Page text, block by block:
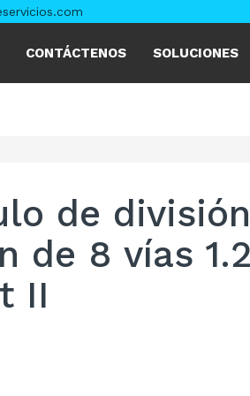
CONTÁCTENOS SOLUCIONES
de división
de 8 vías
II